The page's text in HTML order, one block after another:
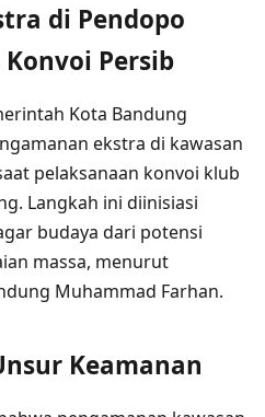
di Pendopo
Persib
Kota Bandung
ekstra di kawasan
pelaksanaan konvoi klub
Langkah ini diinisiasi
budaya dari potensi
massa, menurut
Muhammad Farhan.
Keamanan